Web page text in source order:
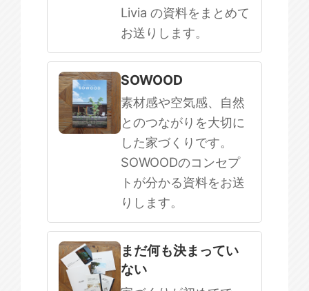
Livia の資料をまとめて
お送りします。
SOWOOD
素材感や空気感、自然
とのつながりを大切に
した家づくりです。
SOWOODのコンセプ
トが分かる資料をお送
りします。
まだ何も決まってい
ない